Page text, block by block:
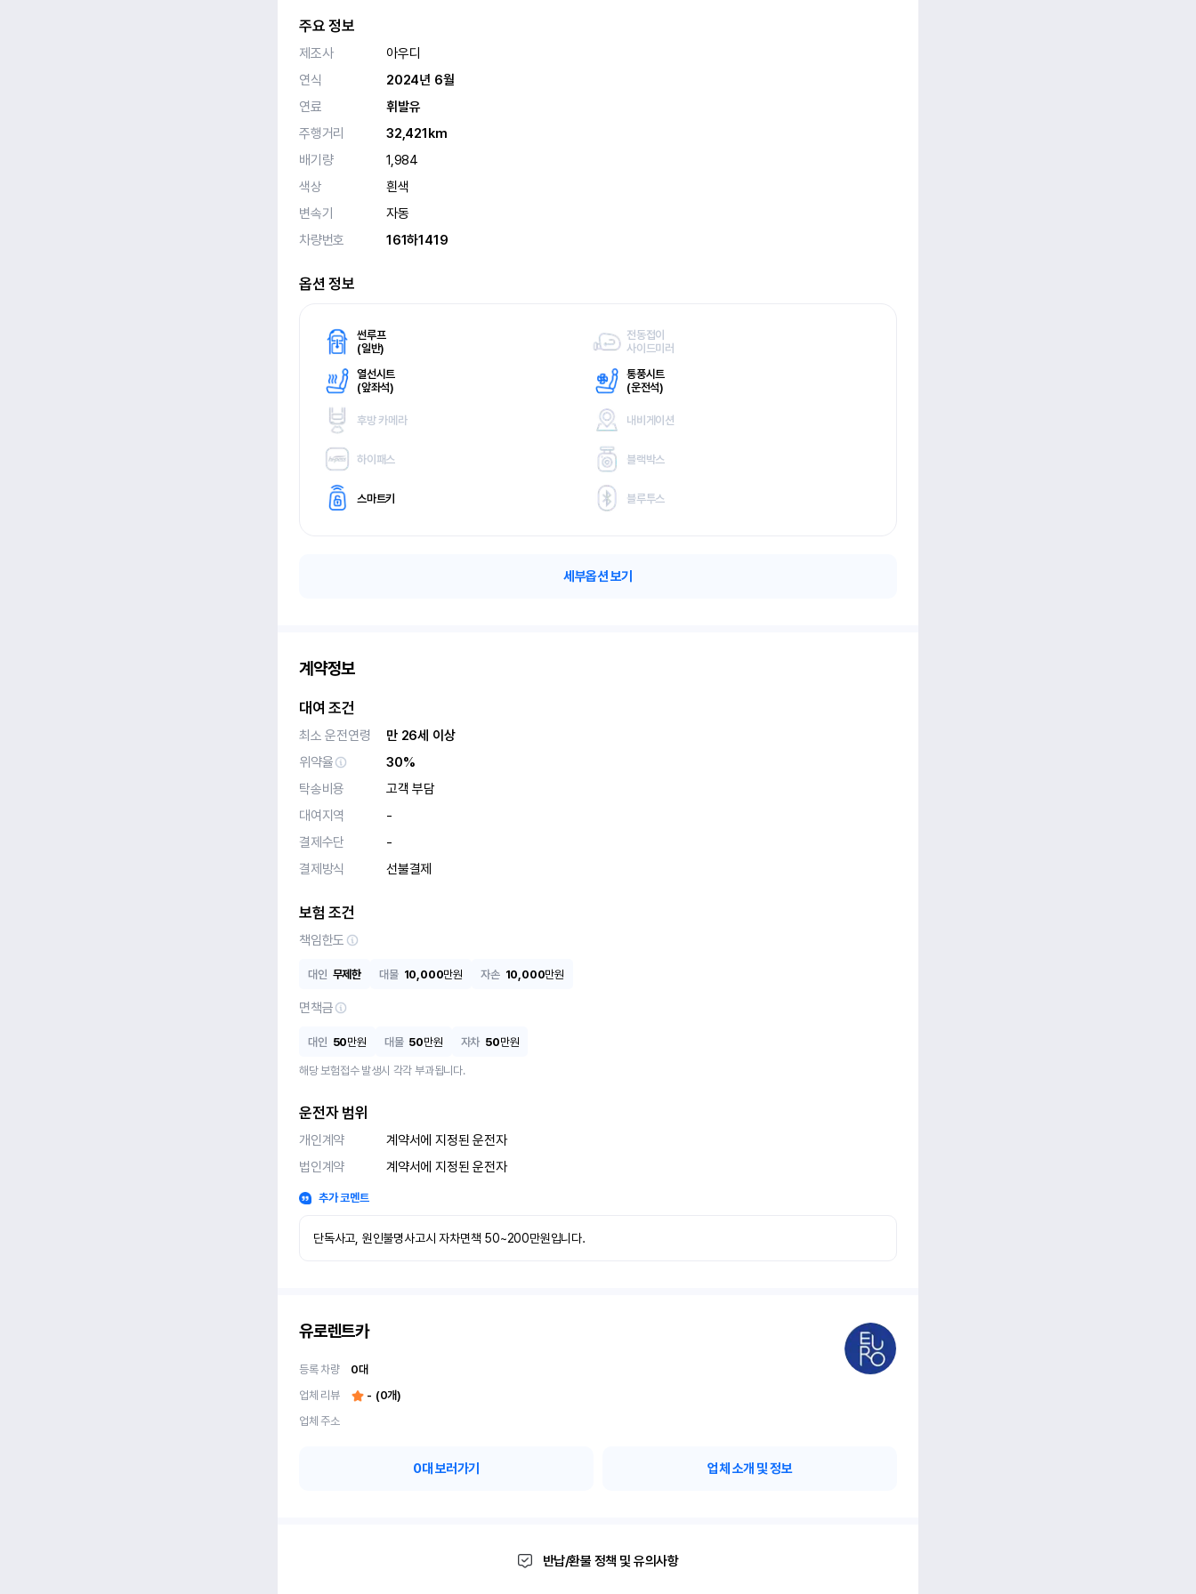
주요 정보
제조사
아우디
연식
2024년 6월
연료
휘발유
주행거리
32,421km
배기량
1,984
색상
흰색
변속기
자동
차량번호
161하1419
옵션 정보
썬루프
(일반)
전동접이
사이드미러
열선시트
(앞좌석)
통풍시트
(운전석)
후방 카메라 내비게이션
하이패스 블랙박스
스마트키 블루투스
세부옵션 보기
계약정보
대여 조건
최소 운전연령
만 26세 이상
위약율
30%
탁송비용
고객 부담
대여지역
-
결제수단
-
결제방식
선불결제
보험 조건
책임한도
대인 무제한 대물 10,000만원 자손 10,000만원
면책금
대인 50만원 대물 50만원 자차 50만원
해당 보험접수 발생시 각각 부과됩니다.
운전자 범위
개인계약
계약서에 지정된 운전자
법인계약
계약서에 지정된 운전자
추가 코멘트
단독사고, 원인불명사고시 자차면책 50~200만원입니다.
유로렌트카
등록 차량 0대
업체 리뷰
- (0개)
업체 주소
0대 보러가기 업체 소개 및 정보
반납/환불 정책 및 유의사항